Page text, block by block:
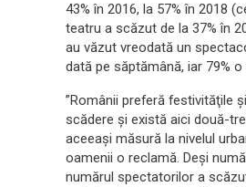
43% în 2016, la 57% în 2018
teatru a scăzut de la 37% în
au văzut vreodată un
dată pe săptămână, iar 79%
”Românii preferă festivităţile
scădere şi există aici două-
aceeaşi măsură la nivelul
oamenii o reclamă. Deşi
numărul spectatorilor a